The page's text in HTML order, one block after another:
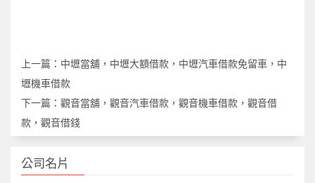
上一篇： 中壢當舖，中壢大額借款，中壢汽車借款免留車，中
壢機車借款
下一篇： 觀音當舖，觀音汽車借款，觀音機車借款，觀音借
款，觀音借錢
公司名片